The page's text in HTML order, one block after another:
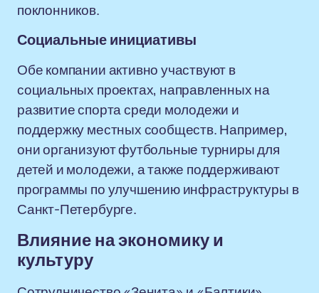
поклонников.
Социальные инициативы
Обе компании активно участвуют в
социальных проектах, направленных на
развитие спорта среди молодежи и
поддержку местных сообществ. Например,
они организуют футбольные турниры для
детей и молодежи, а также поддерживают
программы по улучшению инфраструктуры в
Санкт-Петербурге.
Влияние на экономику и
культуру